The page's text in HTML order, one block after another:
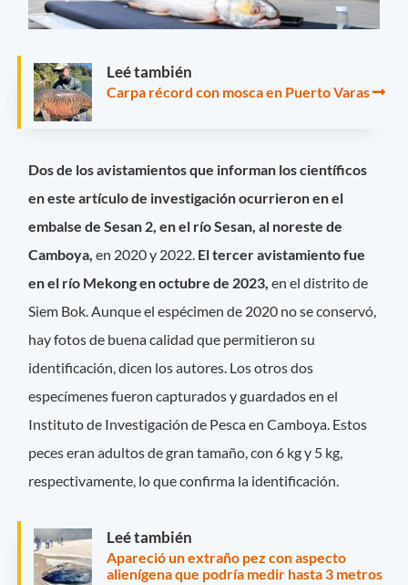
Leé también
Carpa récord con mosca en Puerto Varas
Dos de los avistamientos que informan los científicos
en este artículo de investigación ocurrieron en el
embalse de Sesan 2, en el río Sesan, al noreste de
Camboya,en 2020 y 2022. El tercer avistamiento fue
en el río Mekong en octubre de 2023, en el distrito de
Siem Bok. Aunque el espécimen de 2020 no se conservó,
hay fotos de buena calidad que permitieron su
identificación, dicen los autores. Los otros dos
especímenes fueron capturados y guardados en el
Instituto de Investigación de Pesca en Camboya. Estos
peces eran adultos de gran tamaño, con 6 kg y 5 kg,
respectivamente, lo que confirma la identificación.
Leé también
Apareció un extraño pez con aspecto
alienígena que podría medir hasta 3 metros